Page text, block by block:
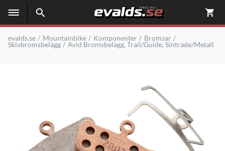
evalds.se Mountainbike Komponenter
Bromsar
Skivbromsbelägg
Avid Bromsbelägg, Trail/Guide, Sintrade/Metall